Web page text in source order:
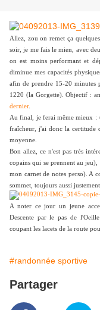
Allez, zou on remet ça
soir, je me fais le mien, avec
on est moins performant et
diminue mes capacités
afin de prendre 15-20 minutes
1220 (la Gorgette). Objectif :
dernier.
Au final, je ferai même mieux :
fraîcheur, j'ai donc la certitude
moyenne.
Bon allez, ce n'est pas très
copains qui se prennent au jeu),
mon carnet de notes perso). A
sommet, toujours aussi
A noter ce jour un jeune
Descente par le pas de
coupant les lacets de la route
#randonnée sportive
Partager